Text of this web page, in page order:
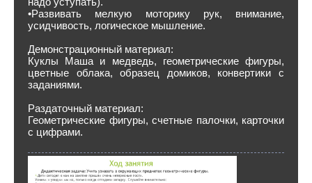
•Развивать мелкую моторику рук, внимание,
усидчивость, логическое мышление.
Демонстрационный материал:
Куклы Маша и медведь, геометрические фигуры,
цветные облака, образец домиков, конвертики с
заданиями.
Раздаточный материал:
Геометрические фигуры, счетные палочки, карточки
с цифрами.